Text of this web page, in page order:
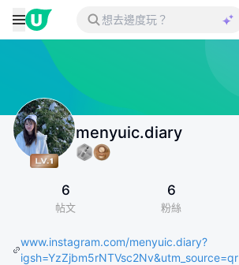
menyuic.diary
6
帖文
6
粉絲
www.instagram.com/menyuic.diary?
igsh=YzZjbm5rNTVsc2Nv&utm_source=qr